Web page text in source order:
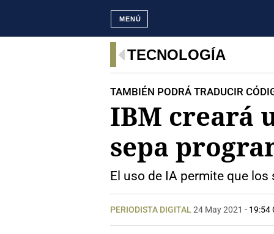
MENÚ
TECNOLOGÍA
TAMBIÉN PODRÁ TRADUCIR
IBM creará
sepa
El uso de IA permite que
PERIODISTA DIGITAL 24 May 2021 - 19:54